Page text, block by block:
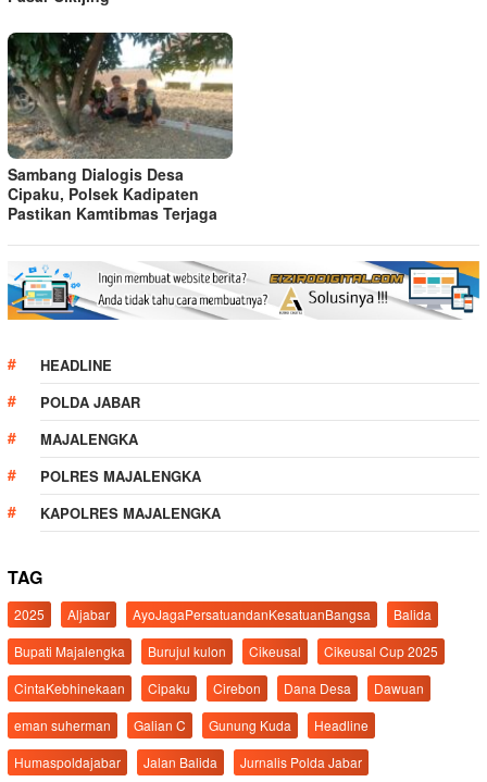
Sambang Dialogis Desa
Cipaku, Polsek Kadipaten
Pastikan Kamtibmas Terjaga
HEADLINE
POLDA JABAR
MAJALENGKA
POLRES MAJALENGKA
KAPOLRES MAJALENGKA
TAG
2025 Aljabar AyoJagaPersatuandanKesatuanBangsa
Balida
Bupati Majalengka
Burujul kulon Cikeusal
Cikeusal Cup 2025
CintaKebhinekaan
Cipaku Cirebon Dana Desa
Dawuan
eman suherman
Galian C Gunung Kuda
Headline
Humaspoldajabar
Jalan Balida
Jurnalis Polda Jabar